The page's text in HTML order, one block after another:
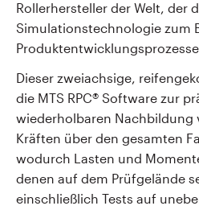
Rollerhersteller der Welt, der
Simulationstechnologie zum
Dieser zweiachsige,
die MTS RPC® Software zur
wiederholbaren Nachbildung
Kräften über den gesamten
wodurch Lasten und
denen auf dem Prüfgelände
einschließlich Tests auf